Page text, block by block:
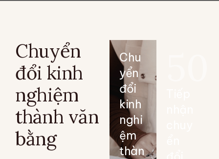
Chuyển
đổi kinh
nghiệm
thành văn
bằng
Chu
yển
đổi
kinh
nghi
ệm
thàn